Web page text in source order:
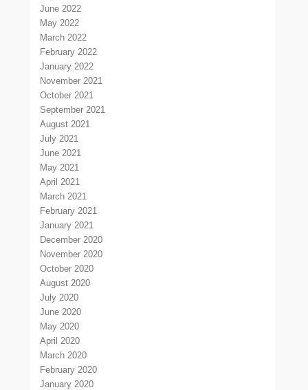
June 2022
May 2022
March 2022
February 2022
January 2022
November 2021
October 2021
September 2021
August 2021
July 2021
June 2021
May 2021
April 2021
March 2021
February 2021
January 2021
December 2020
November 2020
October 2020
August 2020
July 2020
June 2020
May 2020
April 2020
March 2020
February 2020
January 2020